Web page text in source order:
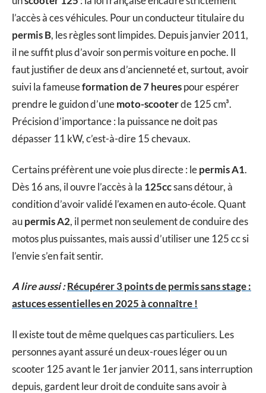
l’accès à ces véhicules. Pour un conducteur titulaire du
permis B, les règles sont limpides. Depuis janvier 2011,
il ne suffit plus d’avoir son permis voiture en poche. Il
faut justifier de deux ans d’ancienneté et, surtout, avoir
suivi la fameuseformation de 7 heurespour espérer
prendre le guidon d’unemoto-scooterde 125 cm³.
Précision d’importance : la puissance ne doit pas
dépasser 11 kW, c’est-à-dire 15 chevaux.
Certains préfèrent une voie plus directe : lepermis A1.
Dès 16 ans, il ouvre l’accès à la 125ccsans détour, à
condition d’avoir validé l’examen en auto-école. Quant
aupermis A2, il permet non seulement de conduire des
motos plus puissantes, mais aussi d’utiliser une 125 cc si
l’envie s’en fait sentir.
A lire aussi :Récupérer 3 points de permis sans stage :
astuces essentielles en 2025 à connaître !
Il existe tout de même quelques cas particuliers. Les
personnes ayant assuré un deux-roues léger ou un
scooter 125 avant le 1er janvier 2011, sans interruption
depuis, gardent leur droit de conduite sans avoir à